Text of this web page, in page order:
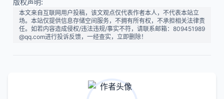
版权声明:
本文来自互联网用户投稿，该文观点仅代表作者本人，不代表本站立
场。本站仅提供信息存储空间服务，不拥有所有权，不承担相关法律责
任。如若内容造成侵权/违法违规/事实不符，请联系邮箱：809451989
@qq.com进行投诉反馈，一经查实，立即删除！